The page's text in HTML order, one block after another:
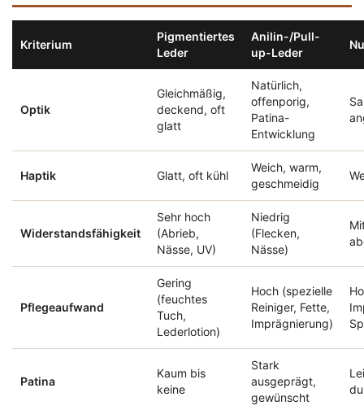
Kriterium
Pigmentiertes
Leder
Anilin-/Pull-
up-Leder
Optik
Gleichmäßig,
deckend, oft
glatt
Natürlich,
offenporig,
Patina-
Entwicklung
Haptik Glatt, oft kühl
Weich, warm,
geschmeidig
Widerstandsfähigkeit
Sehr hoch
(Abrieb,
Nässe, UV)
Niedrig
(Flecken,
Nässe)
Pflegeaufwand
Gering
(feuchtes
Tuch,
Lederlotion)
Hoch (spezielle
Reiniger, Fette,
Imprägnierung)
Patina
Kaum bis
keine
Stark
ausgeprägt,
gewünscht